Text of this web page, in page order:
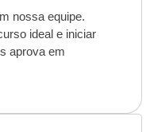
nossa equipe.
ideal e iniciar
aprova em